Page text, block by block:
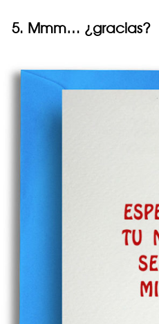
5. Mmm… ¿gracias?